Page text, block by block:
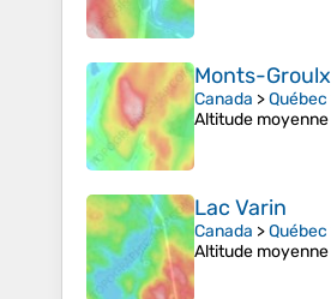
Monts-Groulx
Canada >Québec
Altitude moyenne
Lac Varin
Canada >Québec
Altitude moyenne